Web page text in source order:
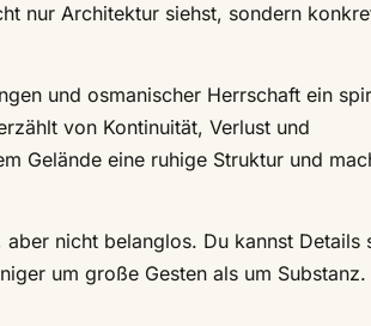
nur Architektur siehst, sondern
und osmanischer Herrschaft ein
von Kontinuität, Verlust und
Gelände eine ruhige Struktur und
nicht belanglos. Du kannst Details
um große Gesten als um